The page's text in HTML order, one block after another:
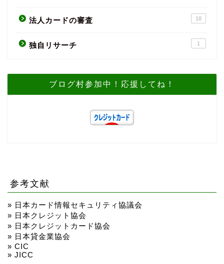
法人カードの審査 18
独自リサーチ 1
ブログ村参加中！応援してね！
参考文献
» 日本カード情報セキュリティ協議会
» 日本クレジット協会
» 日本クレジットカード協会
» 日本貸金業協会
» CIC
» JICC